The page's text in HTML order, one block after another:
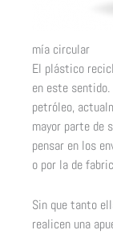
mía circular
El plástico
en este
petróleo,
mayor parte de
pensar en los
o por la de
Sin que tanto
realicen una